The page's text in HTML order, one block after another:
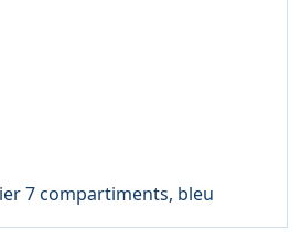
7 compartiments, bleu